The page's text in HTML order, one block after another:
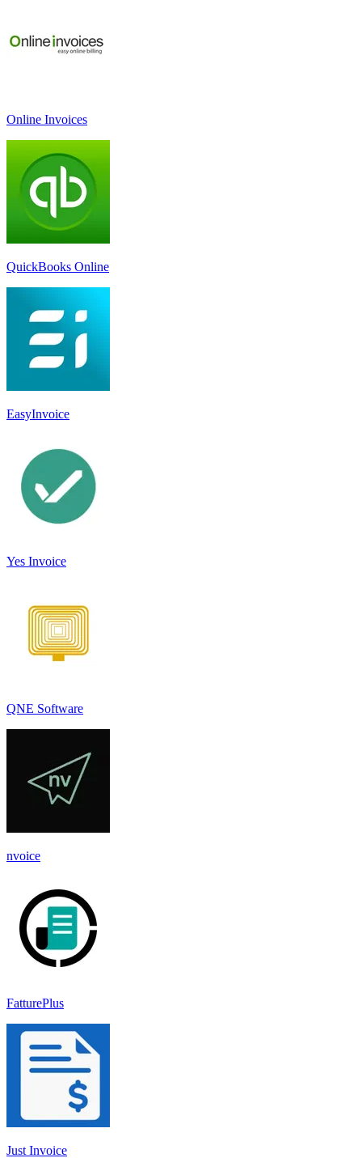
Online Invoices
QuickBooks Online
EasyInvoice
Yes Invoice
QNE Software
nvoice
FatturePlus
Just Invoice